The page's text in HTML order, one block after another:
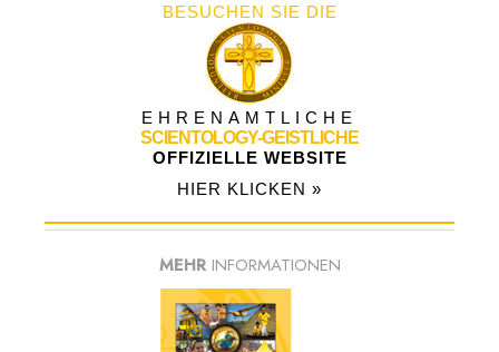
BESUCHEN SIE DIE
EHRENAMTLICHE
SCIENTOLOGY-GEISTLICHE
OFFIZIELLE WEBSITE
HIER KLICKEN »
MEHR INFORMATIONEN